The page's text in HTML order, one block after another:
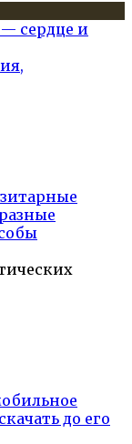
сердце и
до его